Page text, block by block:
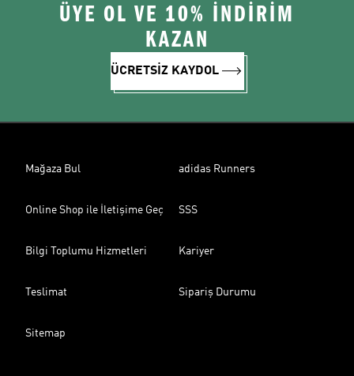
ÜYE OL VE 10% İNDİRİM
KAZAN
ÜCRETSİZ KAYDOL
Mağaza Bul adidas Runners
Online Shop ile İletişime Geç SSS
Bilgi Toplumu Hizmetleri Kariyer
Teslimat Sipariş Durumu
Sitemap